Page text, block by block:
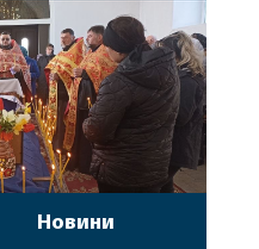
Павел звершить
Троїцькому […]
Новини